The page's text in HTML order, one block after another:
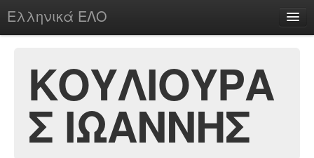
Ελληνικά ΕΛΟ
chesstu.be @ discord
Login
ΚΟΥΛΙΟΥΡΑ
Σ ΙΩΑΝΝΗΣ